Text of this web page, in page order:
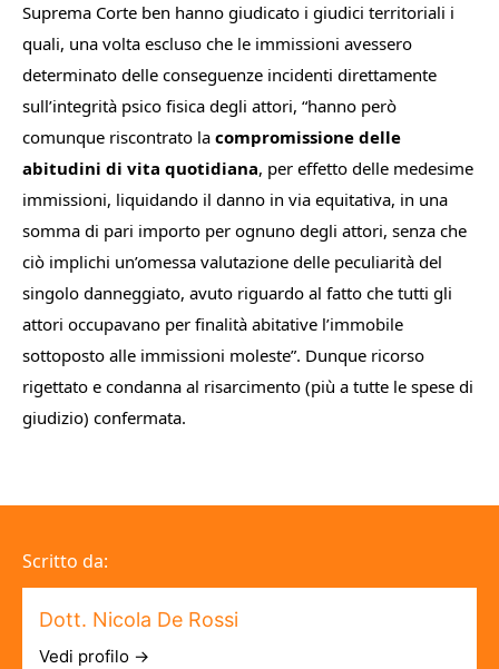
Suprema Corte ben hanno giudicato i giudici territoriali i
quali, una volta escluso che le immissioni avessero
determinato delle conseguenze incidenti direttamente
sull’integrità psico fisica degli attori, “hanno però
comunque riscontrato la compromissione delle
abitudini di vita quotidiana, per effetto delle medesime
immissioni, liquidando il danno in via equitativa, in una
somma di pari importo per ognuno degli attori, senza che
ciò implichi un’omessa valutazione delle peculiarità del
singolo danneggiato, avuto riguardo al fatto che tutti gli
attori occupavano per finalità abitative l’immobile
sottoposto alle immissioni moleste”. Dunque ricorso
rigettato e condanna al risarcimento (più a tutte le spese di
giudizio) confermata.
Scritto da:
Dott. Nicola De Rossi
Vedi profilo →